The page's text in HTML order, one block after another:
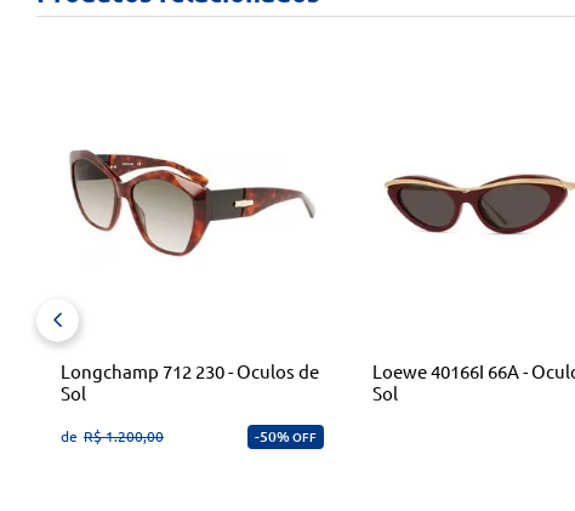
Longchamp 712 230 - Oculos de
Sol
de R$ 1.200,00 50%OFF
Loewe 40166I 66A -
Sol